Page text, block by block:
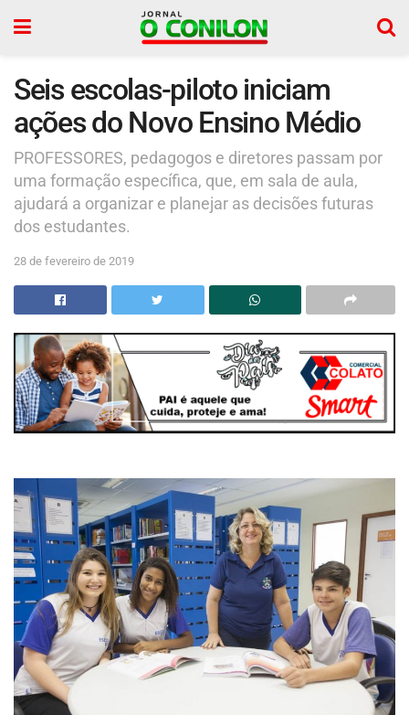
Seis escolas-piloto iniciam
ações do Novo Ensino Médio
PROFESSORES, pedagogos e diretores passam por
uma formação específica, que, em sala de aula,
ajudará a organizar e planejar as decisões futuras
dos estudantes.
28 de fevereiro de 2019